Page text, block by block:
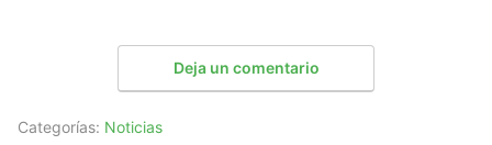
Deja un comentario
Categorías: Noticias